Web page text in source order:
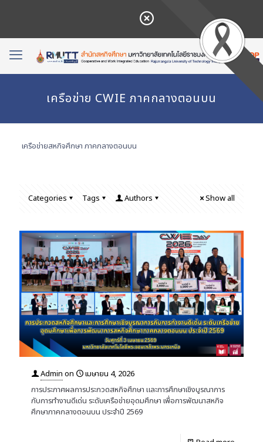
เครือข่าย CWIE ภาคกลางตอนบน
เครือข่ายสหกิจศึกษา ภาคกลางตอนบน
Categories Tags Authors Show all
Admin on
เมษายน 4, 2026
การประกาศผลการประกวดสหกิจศึกษา และการศึกษาเชิงบูรณาการ
กับการทำงานดีเด่น ระดับเครือข่ายอุดมศึกษา เพื่อการพัฒนาสหกิจ
ศึกษาภาคกลางตอนบน ประจำปี 2569